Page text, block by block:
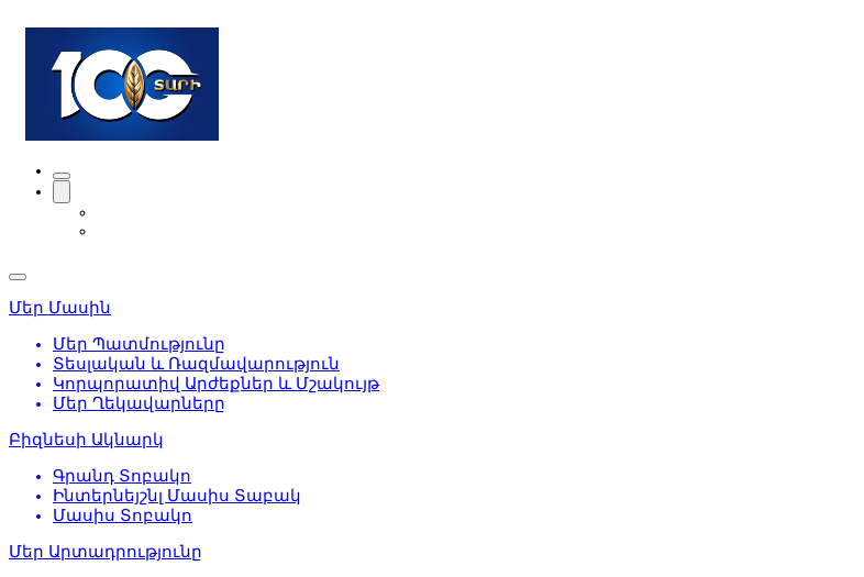
Մեր Մասին
Մեր Պատմությունը
Տեսլական և Ռազմավարություն
Կորպորատիվ Արժեքներ և Մշակույթ
Մեր Ղեկավարները
Բիզնեսի Ակնարկ
Գրանդ Տոբակո
Ինտերնեյշնլ Մասիս Տաբակ
Մասիս Տոբակո
Մեր Արտադրությունը